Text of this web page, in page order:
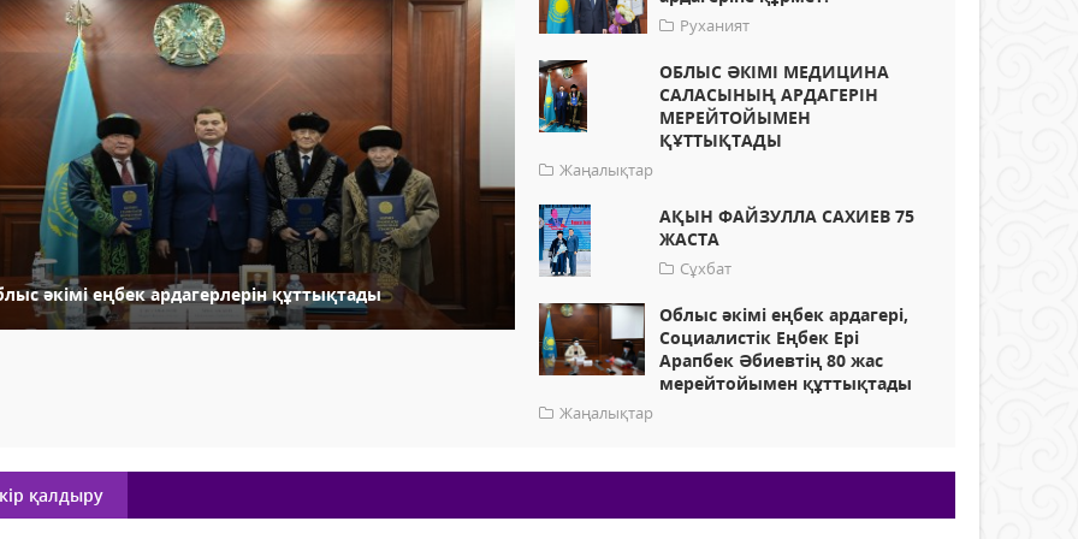
әкімі еңбек ардагерлерін құттықтады
Руханият
ОБЛЫС ӘКІМІ МЕДИЦИНА
САЛАСЫНЫҢ АРДАГЕРІН
МЕРЕЙТОЙЫМЕН
ҚҰТТЫҚТАДЫ
Жаңалықтар
АҚЫН ФАЙЗУЛЛА САХИЕВ 75
ЖАСТА
Сұхбат
Облыс әкімі еңбек ардагері,
Социалистік Еңбек Ері
Арапбек Әбиевтің 80 жас
мерейтойымен құттықтады
Жаңалықтар
қалдыру